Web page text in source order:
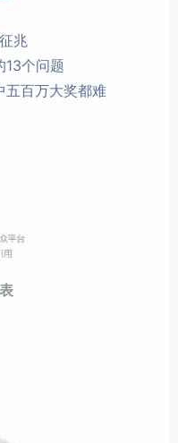
兆
13个问题
五百万大奖都难